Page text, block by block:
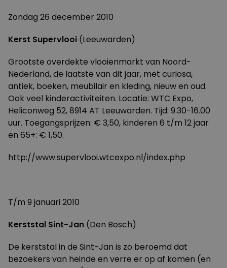
Zondag 26 december 2010
Kerst Supervlooi (Leeuwarden)
Grootste overdekte vlooienmarkt van Noord-
Nederland, de laatste van dit jaar, met curiosa,
antiek, boeken, meubilair en kleding, nieuw en oud.
Ook veel kinderactiviteiten. Locatie: WTC Expo,
Heliconweg 52, 8914 AT Leeuwarden. Tijd: 9.30-16.00
uur. Toegangsprijzen: € 3,50, kinderen 6 t/m 12 jaar
en 65+: € 1,50.
http://www.supervlooi.wtcexpo.nl/index.php
T/m 9 januari 2010
Kerststal Sint-Jan (Den Bosch)
De kerststal in de Sint-Jan is zo beroemd dat
bezoekers van heinde en verre er op af komen (en